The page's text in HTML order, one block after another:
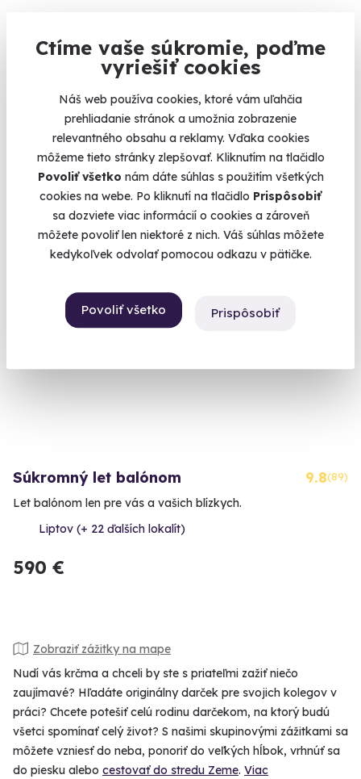
Ctíme vaše súkromie, poďme
vyriešiť cookies
Náš web používa cookies, ktoré vám uľahčia
prehliadanie stránok a umožnia zobrazenie
relevantného obsahu a reklamy. Vďaka cookies
môžeme tieto stránky zlepšovať. Kliknutím na tlačidlo
Povoliť všetko nám dáte súhlas s použitím všetkých
cookies na webe. Po kliknutí na tlačidlo Prispôsobiť
sa dozviete viac informácií o cookies a zároveň
môžete povoliť len niektoré z nich. Váš súhlas môžete
kedykoľvek odvolať pomocou odkazu v pätičke.
Povoliť všetko Prispôsobiť
Staň sa truckerom – jazda na kamióne na
3, 5 alebo 10 kôl za volantom masívneho ťahača
Dolný Hričov (letisko Žilina)
(+ 1 ďalšia lokalita)
149 €
AKCIA
Súkromný let balónom 9.8(89)
Let balónom len pre vás a vašich blízkych.
Liptov (+ 22 ďalších lokalít)
590 €
Zobraziť zážitky na mape
Nudí vás krčma a chceli by ste s priateľmi zažiť niečo
zaujímavé? Hľadáte originálny darček pre svojich kolegov v
práci? Chcete potešiť celú rodinu darčekom, na ktorý budú
všetci spomínať celý život? S našimi skupinovými zážitkami sa
môžete vzniesť do neba, ponoriť do veľkých hĺbok, vrhnúť sa
do piesku alebo cestovať do stredu Zeme. Viac